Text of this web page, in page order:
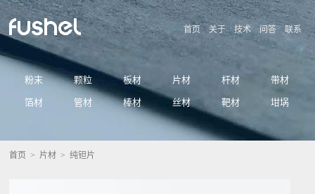
首页 关于 技术 问答 联系
粉末 颗粒 板材 片材 杆材 带材
箔材 管材 棒材 丝材 靶材 坩埚
首页 >片材 > 纯钽片